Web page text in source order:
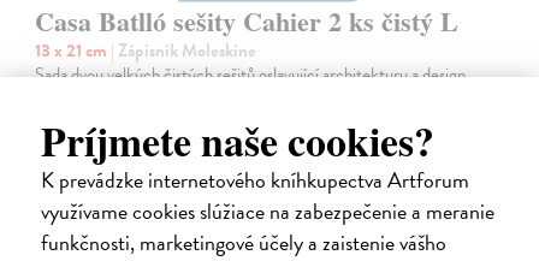
Príjmete naše cookies?
K prevádzke internetového kníhkupectva Artforum
využívame cookies slúžiace na zabezpečenie a meranie
funkčnosti, marketingové účely a zaistenie vášho
Casa Batlló sešity Cahier 2 ks čistý L
13 x 21 cm | Zápisník Moleskine
Sada dvou velkých čistých sešitů oslavující architekturu a design
inspiraci v díle jednoho z největších architektů všech dob Antoni
Gaudího…
Na sklade ?
21,00 €